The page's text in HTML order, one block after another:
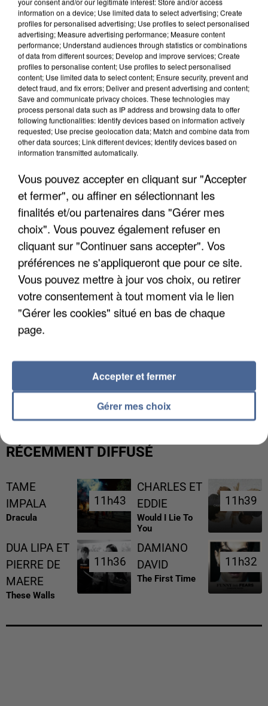
APRÈS TOUTES CES CANICULES, LES REFUGES
DE FAUNE SAUVAGE SONT...
L’UN DES FONDATEURS SUPPOSÉS DE LA DZ
MAFIA INTERPELLÉ EN ALGÉRIE
RÉCEMMENT DIFFUSÉ
TAME
IMPALA
Dracula
11h43
11h43
CHARLES ET
EDDIE
Would I Lie To
You
11h39
11h39
DUA LIPA ET
PIERRE DE
MAERE
These Walls
11h36
11h36
DAMIANO
DAVID
The First Time
11h32
11h32
information on a device; Use limited data to select advertising; Create
profiles for personalised advertising; Use profiles to select personalised
advertising; Measure advertising performance; Measure content
performance; Understand audiences through statistics or combinations
of data from different sources; Develop and improve services; Create
profiles to personalise content; Use profiles to select personalised
content; Use limited data to select content; Ensure security, prevent and
detect fraud, and fix errors; Deliver and present advertising and content;
Save and communicate privacy choices. These technologies may
process personal data such as IP address and browsing data to offer
following functionalities: Identify devices based on information actively
requested; Use precise geolocation data; Match and combine data from
other data sources; Link different devices; Identify devices based on
information transmitted automatically.
Vous pouvez accepter en cliquant sur "Accepter
et fermer", ou affiner en sélectionnant les
finalités et/ou partenaires dans "Gérer mes
choix". Vous pouvez également refuser en
cliquant sur "Continuer sans accepter". Vos
préférences ne s'appliqueront que pour ce site.
Vous pouvez mettre à jour vos choix, ou retirer
votre consentement à tout moment via le lien
"Gérer les cookies" situé en bas de chaque
page.
Gérer mes choix
Accepter et fermer